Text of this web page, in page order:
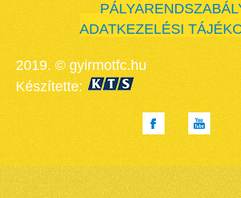
ADATKEZELÉSI
2019. © gyirmotfc.hu
Készítette: